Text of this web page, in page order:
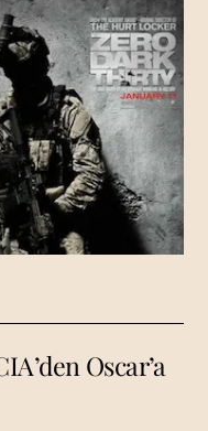
Oscar’a